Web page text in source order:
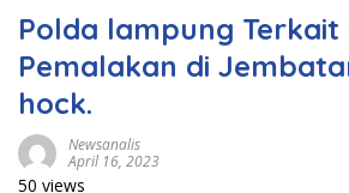
Polda lampung Terkait
Pemalakan di
hock.
Newsanalis
April 16, 2023
50 views